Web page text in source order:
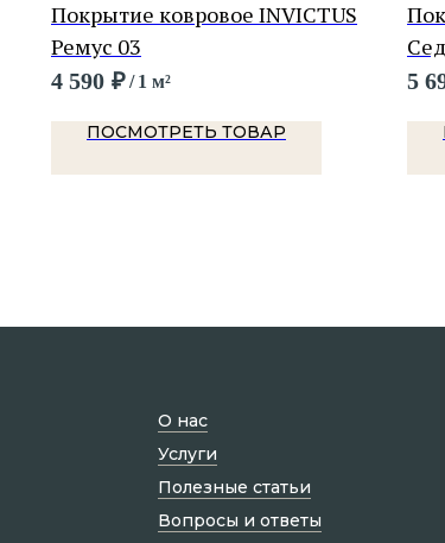
Покрытие ковровое INVICTUS
Ремус 03
4 590 ₽/ 1 м²
ПОСМОТРЕТЬ ТОВАР
5
О нас
Услуги
Полезные статьи
Вопросы и ответы